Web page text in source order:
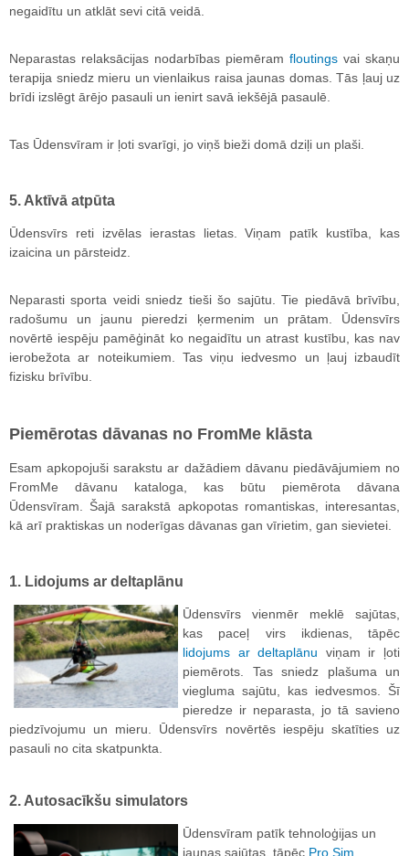
negaidītu un atklāt sevi citā veidā.
Neparastas relaksācijas nodarbības piemēram floutings vai skaņu
terapija sniedz mieru un vienlaikus raisa jaunas domas. Tās ļauj uz
brīdi izslēgt ārējo pasauli un ienirt savā iekšējā pasaulē.
Tas Ūdensvīram ir ļoti svarīgi, jo viņš bieži domā dziļi un plaši.
5. Aktīvā atpūta
Ūdensvīrs reti izvēlas ierastas lietas. Viņam patīk kustība, kas
izaicina un pārsteidz.
Neparasti sporta veidi sniedz tieši šo sajūtu. Tie piedāvā brīvību,
radošumu un jaunu pieredzi ķermenim un prātam. Ūdensvīrs
novērtē iespēju pamēģināt ko negaidītu un atrast kustību, kas nav
ierobežota ar noteikumiem. Tas viņu iedvesmo un ļauj izbaudīt
fizisku brīvību.
Piemērotas dāvanas no FromMe klāsta
Esam apkopojuši sarakstu ar dažādiem dāvanu piedāvājumiem no
FromMe dāvanu kataloga, kas būtu piemērota dāvana
Ūdensvīram. Šajā sarakstā apkopotas romantiskas, interesantas,
kā arī praktiskas un noderīgas dāvanas gan vīrietim, gan sievietei.
1. Lidojums ar deltaplānu
Ūdensvīrs vienmēr meklē sajūtas,
kas paceļ virs ikdienas, tāpēc
lidojums ar deltaplānu viņam ir ļoti
piemērots. Tas sniedz plašuma un
viegluma sajūtu, kas iedvesmos. Šī
pieredze ir neparasta, jo tā savieno
piedzīvojumu un mieru. Ūdensvīrs novērtēs iespēju skatīties uz
pasauli no cita skatpunkta.
2. Autosacīkšu simulators
Ūdensvīram patīk tehnoloģijas un
jaunas sajūtas, tāpēc Pro Sim